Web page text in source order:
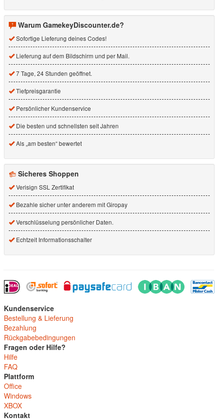
Warum GamekeyDiscounter.de?
Sofortige Lieferung deines Codes!
Lieferung auf dem Bildschirm und per Mail.
7 Tage, 24 Stunden geöffnet.
Tiefpreisgarantie
Persönlicher Kundenservice
Die besten und schnellsten seit Jahren
Als „am besten“ bewertet
Sicheres Shoppen
Verisign SSL Zertifikat
Bezahle sicher unter anderem mit Giropay
Verschlüsselung persönlicher Daten.
Echtzeit Informationsschalter
Kundenservice
Bestellung & Lieferung
Bezahlung
Rückgabebedingungen
Fragen oder Hilfe?
Hilfe
FAQ
Plattform
Office
Windows
XBOX
Kontakt